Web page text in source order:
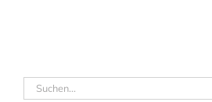
Suche